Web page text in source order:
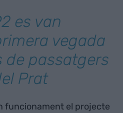
es van
vegada
de passatgers
Prat
funcionament el projecte